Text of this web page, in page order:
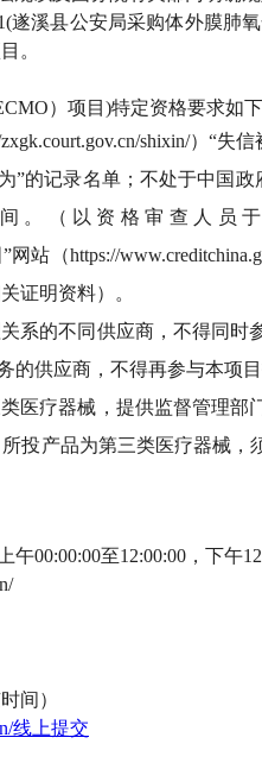
遂溪县公安局采购体外膜肺
。
）项目)特定资格要求如
shixin/）“失
的记录名单；不处于中国
。（以资格审查人员
网站（https://
证明资料）。
系的不同供应商，不得同
供应商，不得再参与本项
医疗器械，提供监督管理
投产品为第三类医疗器械
午00:00:00至12:00:00，下午
间）
线上提交